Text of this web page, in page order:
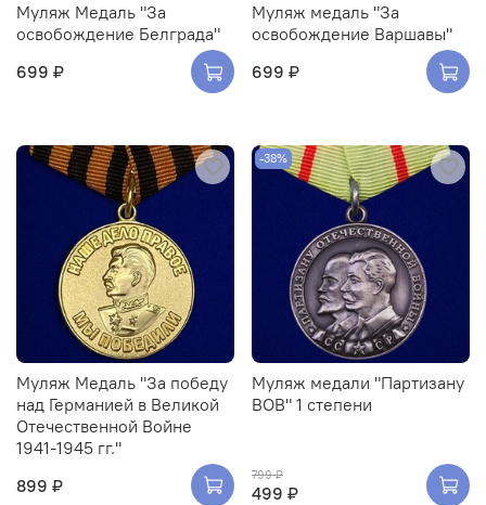
Муляж Медаль "За
освобождение Белграда"
699 ₽
Муляж медаль "За
освобождение Варшавы"
699 ₽
Муляж Медаль "За победу
над Германией в Великой
Отечественной Войне
1941-1945 гг."
899 ₽
-38%
Муляж медали "Партизану
ВОВ" 1 степени
799 ₽
499 ₽